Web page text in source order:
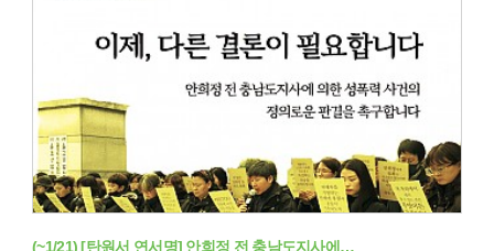
(~1/21) [탄원서 연서명] 안희정 전 충남도지사에…